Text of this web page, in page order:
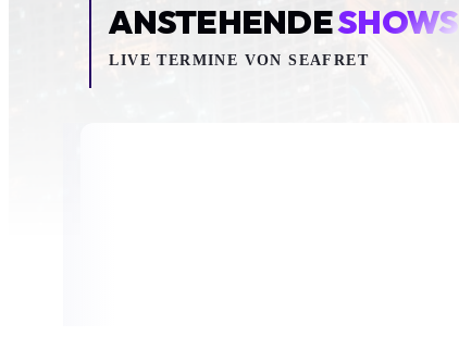
ANSTEHENDESHOWS
LIVE TERMINE VON SEAFRET